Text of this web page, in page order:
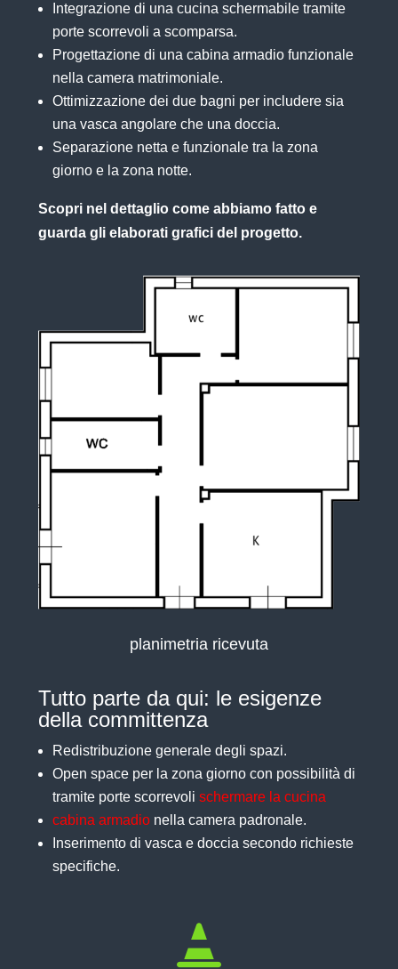
Integrazione di una cucina schermabile tramite
porte scorrevoli a scomparsa.
Progettazione di una cabina armadio funzionale
nella camera matrimoniale.
Ottimizzazione dei due bagni per includere sia
una vasca angolare che una doccia.
Separazione netta e funzionale tra la zona
giorno e la zona notte.
Scopri nel dettaglio come abbiamo fatto e
guarda gli elaborati grafici del progetto.
planimetria ricevuta
Tutto parte da qui: le esigenze
della committenza
Redistribuzione generale degli spazi.
Open space per la zona giorno con possibilità di
tramite porte scorrevoli schermare la cucina
cabina armadionella camera padronale.
Inserimento di vasca e doccia secondo richieste
specifiche.
